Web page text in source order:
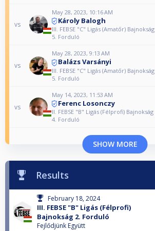
vs
May 28, 2023, 10:16 AM
Károly Balogh
III. FEBSE "C" Ligás (Amatőr) Bajnokság
5. Forduló
vs
May 28, 2023, 9:13 AM
Balázs Varsányi
III. FEBSE "C" Ligás (Amatőr) Bajnokság
5. Forduló
vs
May 14, 2023, 11:53 AM
Ferenc Losonczy
II. FEBSE "B" Ligás (Félprofi) Bajnokság
4. Forduló
SHOW MORE
Results
February 18, 2024
III. FEBSE "B" Ligás (Félprofi)
Bajnokság 2. Forduló
Fejlődjünk Együtt